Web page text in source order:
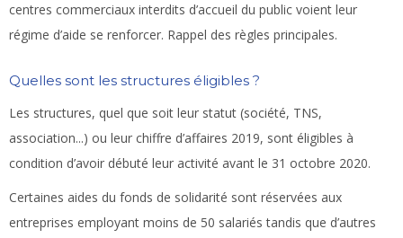
centres commerciaux interdits d’accueil du public voient leur
régime d’aide se renforcer. Rappel des règles principales.
Quelles sont les structures éligibles ?
Les structures, quel que soit leur statut (société, TNS,
association...) ou leur chiffre d’affaires 2019, sont éligibles à
condition d’avoir débuté leur activité avant le 31 octobre 2020.
Certaines aides du fonds de solidarité sont réservées aux
entreprises employant moins de 50 salariés tandis que d’autres